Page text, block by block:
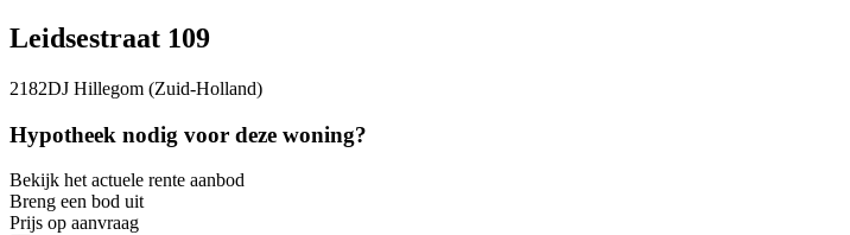
Leidsestraat 109
2182DJ Hillegom (Zuid-Holland)
Hypotheek nodig voor deze woning?
Bekijk het actuele rente aanbod
Breng een bod uit
Prijs op aanvraag